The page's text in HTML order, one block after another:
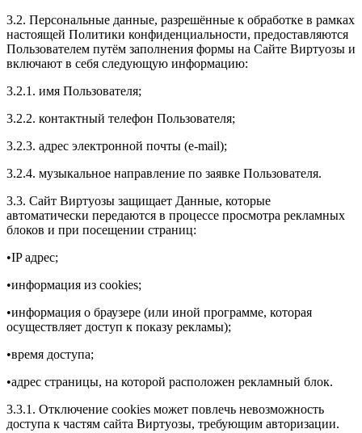
3.2. Персональные данные, разрешённые к обработке в рамках
настоящей Политики конфиденциальности, предоставляются
Пользователем путём заполнения формы на Сайте Виртуозы и
включают в себя следующую информацию:
3.2.1. имя Пользователя;
3.2.2. контактный телефон Пользователя;
3.2.3. адрес электронной почты (e-mail);
3.2.4. музыкальное направление по заявке Пользователя.
3.3. Сайт Виртуозы защищает Данные, которые
автоматически передаются в процессе просмотра рекламных
блоков и при посещении страниц:
•IP адрес;
•информация из cookies;
•информация о браузере (или иной программе, которая
осуществляет доступ к показу рекламы);
•время доступа;
•адрес страницы, на которой расположен рекламный блок.
3.3.1. Отключение cookies может повлечь невозможность
доступа к частям сайта Виртуозы, требующим авторизации.